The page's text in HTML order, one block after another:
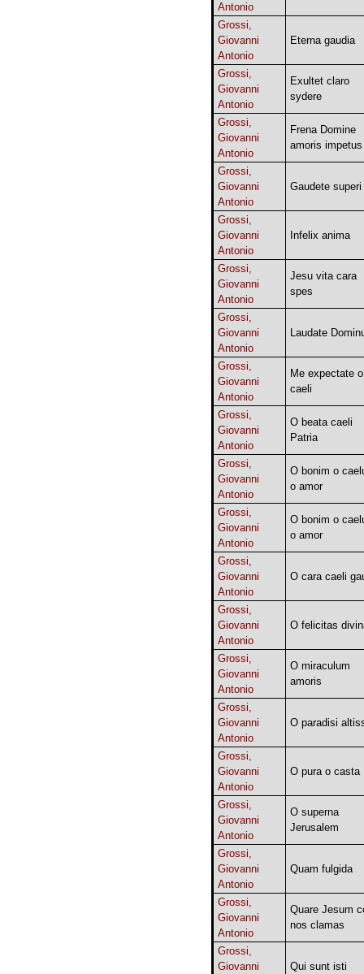
Antonio
Grossi,
Giovanni
Antonio
Eterna gaudia
Grossi,
Giovanni
Antonio
Exultet claro
sydere
Grossi,
Giovanni
Antonio
Frena Domine
amoris impetus
Grossi,
Giovanni
Antonio
Gaudete superi
Grossi,
Giovanni
Antonio
Infelix anima
Grossi,
Giovanni
Antonio
Jesu vita cara
spes
Grossi,
Giovanni
Antonio
Laudate
Grossi,
Giovanni
Antonio
Me expectate o
caeli
Grossi,
Giovanni
Antonio
O beata caeli
Patria
Grossi,
Giovanni
Antonio
O bonim o
o amor
Grossi,
Giovanni
Antonio
O bonim o
o amor
Grossi,
Giovanni
Antonio
O cara caeli
Grossi,
Giovanni
Antonio
O felicitas
Grossi,
Giovanni
Antonio
O miraculum
amoris
Grossi,
Giovanni
Antonio
O paradisi
Grossi,
Giovanni
Antonio
O pura o casta
Grossi,
Giovanni
Antonio
O superna
Jerusalem
Grossi,
Giovanni
Antonio
Quam fulgida
Grossi,
Giovanni
Antonio
Quare Jesum
nos clamas
Grossi,
Giovanni
Qui sunt isti